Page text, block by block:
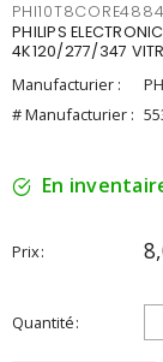
PHILIPS
4K120/277/347
Manufacturier :
# Manufacturier :
En
Prix
Quantité